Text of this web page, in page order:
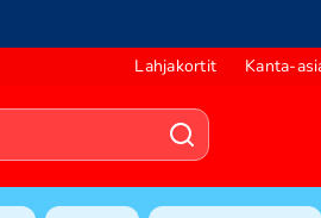
Lahjakortit Kanta-